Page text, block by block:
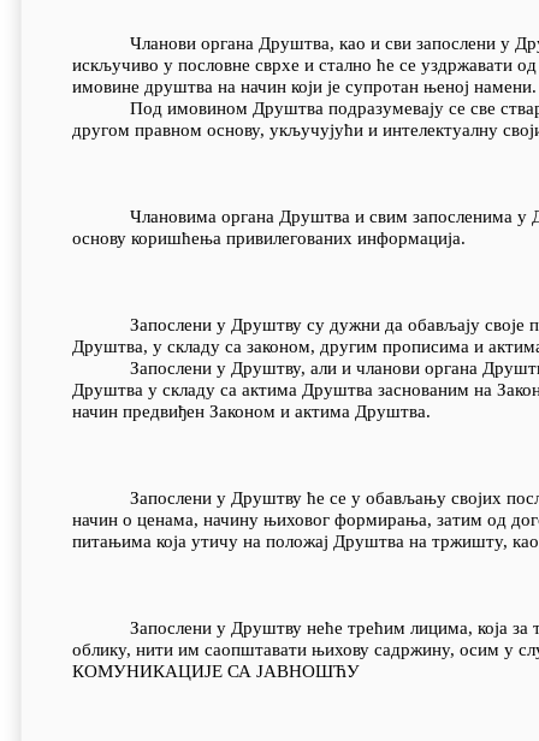
Чланови органа Друштва, као и сви запослени у
искључиво у пословне сврхе и стално ће се уздржавати
имовине друштва на начин који је супротан њеној намени.
Под имовином Друштва подразумевају се све
другом правном основу, укључујући и интелектуалну
Члановима органа Друштва и свим запосленима у
основу коришћења привилегованих информација.
Запослени у Друштву су дужни да обављају своје
Друштва, у складу са законом, другим прописима и
Запослени у Друштву, али и чланови органа Друштва
Друштва у складу са актима Друштва заснованим на
начин предвиђен Законом и актима Друштва.
Запослени у Друштву ће се у обављању својих
начин о ценама, начину њиховог формирања, затим од
питањима која утичу на положај Друштва на тржишту,
Запослени у Друштву неће трећим лицима, која за
облику, нити им саопштавати њихову садржину, осим у
КОМУНИКАЦИЈЕ СА ЈАВНОШЋУ